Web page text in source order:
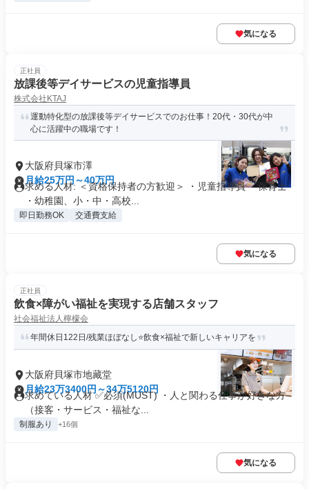
気になる
正社員
放課後等デイサービスの児童指導員
株式会社KTAJ
運動特化型の放課後等デイサービスでのお仕事！20代・30代が中
心に活躍中の職場です！
大阪府貝塚市澤
月給25万円～40万円
求める人材: ＜資格保持者の方歓迎＞ ・児童指導員 ・保育士
・幼稚園、小・中・高校...
即日勤務OK 交通費支給
気になる
正社員
飲食×障がい福祉を実現する店舗スタッフ
社会福祉法人檸檬会
年間休日122日/残業ほぼなし⭐飲食×福祉で新しいキャリアを
大阪府貝塚市地藏堂
月給23万3400円～34万5120円
求めている人材 ✅必須(MUST) ・人と関わる仕事が好きな方
（接客・サービス・福祉な...
制服あり +16個
気になる